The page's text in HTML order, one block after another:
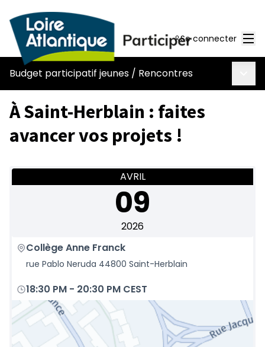
Se connecter
Budget participatif jeunes / Rencontres
À Saint-Herblain : faites
avancer vos projets !
AVRIL
09
2026
Collège Anne Franck
rue Pablo Neruda 44800 Saint-Herblain
18:30 PM - 20:30 PM CEST